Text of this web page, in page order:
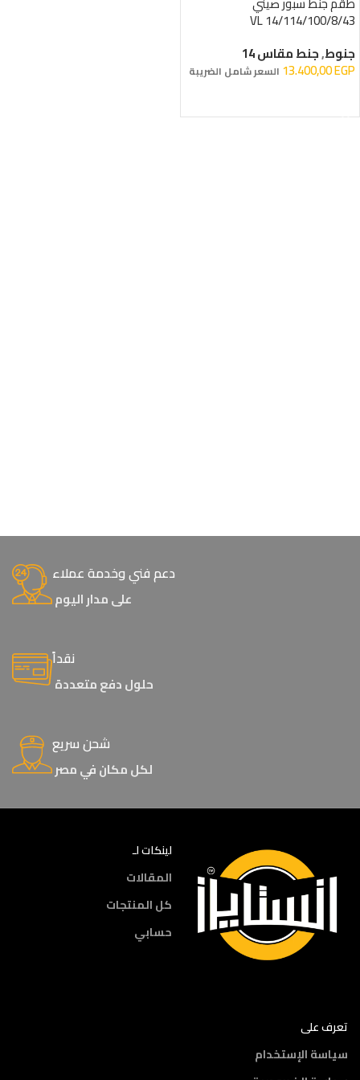
14/114/100/8/43 VL
جنوط,جنط مقاس 14
13.400,00EGP السعر شامل الضريبة
دعم فني وخدمة عملاء
على مدار اليوم
نقداً
حلول دفع متعددة
شحن سريع
لكل مكان في مصر
لينكات لـ
المقالات
كل المنتجات
حسابي
تعرف على
سياسة الإستخدام